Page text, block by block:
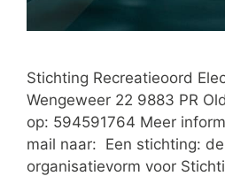
Stichting Recreatieoord
Wengeweer 22 9883 PR
op: 594591764 Meer
mail naar: Een stichting:
organisatievorm voor